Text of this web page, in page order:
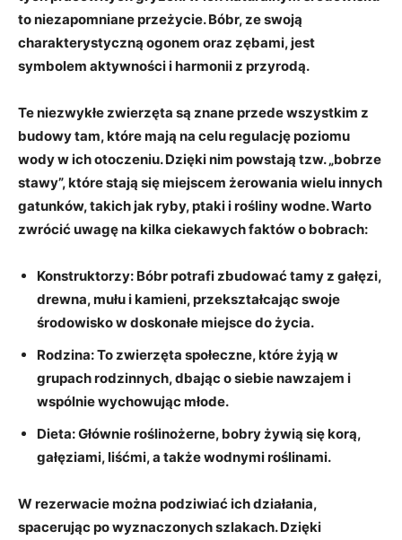
to niezapomniane przeżycie. Bóbr, ze swoją
charakterystyczną ogonem oraz zębami, jest
symbolem aktywności i harmonii z przyrodą.
Te niezwykłe zwierzęta są znane przede wszystkim z
budowy tam, które mają na celu regulację poziomu
wody w ich otoczeniu. Dzięki nim powstają tzw. „bobrze
stawy”, które stają się miejscem żerowania wielu innych
gatunków, takich jak ryby, ptaki i rośliny wodne. Warto
zwrócić uwagę na kilka ciekawych faktów o bobrach:
Konstruktorzy: Bóbr potrafi zbudować tamy z gałęzi,
drewna, mułu i kamieni, przekształcając swoje
środowisko w doskonałe miejsce do życia.
Rodzina:To zwierzęta społeczne, które żyją w
grupach rodzinnych, dbając o siebie nawzajem i
wspólnie wychowując młode.
Dieta:Głównie roślinożerne, bobry żywią się korą,
gałęziami, liśćmi, a także wodnymi roślinami.
W rezerwacie można podziwiać ich działania,
spacerując po wyznaczonych szlakach. Dzięki